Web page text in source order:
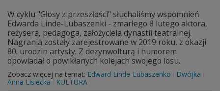
W cyklu "Głosy z przeszłości" słuchaliśmy wspomnień
Edwarda Linde-Lubaszenki - zmarłego 8 lutego aktora,
reżysera, pedagoga, założyciela dynastii teatralnej.
Nagrania zostały zarejestrowane w 2019 roku, z okazji
80. urodzin artysty. Z dezynwolturą i humorem
opowiadał o powikłanych kolejach swojego losu.
Zobacz więcej na temat: Edward Linde-Lubaszenko
Dwójka
Anna Lisiecka
KULTURA